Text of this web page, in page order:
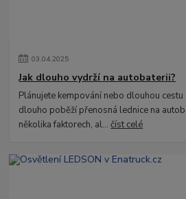
03.04.2025
Jak dlouho vydrží na autobaterii?
Plánujete kempování nebo dlouhou cestu
dlouho poběží přenosná lednice na
několika faktorech, al...číst celé